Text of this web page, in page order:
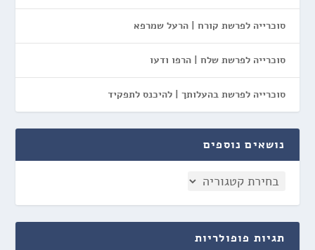
סוכרייה לפרשת קורח | הרעל שמרפא
סוכרייה לפרשת שלח | הרפו ודעו
סוכרייה לפרשת בהעלותך | להיכנס לתפקיד
נושאים נוספים
תגיות פופולריות